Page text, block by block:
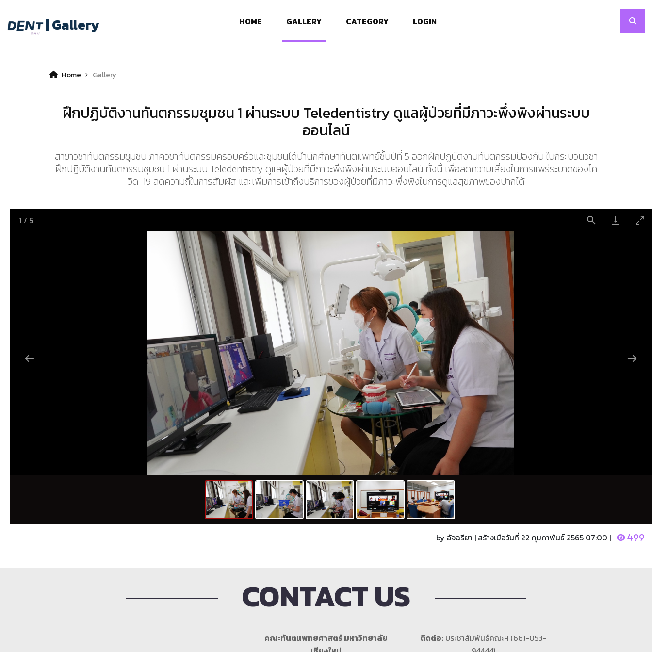
| Gallery HOME GALLERY CATEGORY LOGIN
Home Gallery
ฝึกปฏิบัติงานทันตกรรมชุมชน 1 ผ่านระบบ Teledentistry ดูแลผู้ป่วยที่มีภาวะพึ่งพิงผ่านระบบ
ออนไลน์
สาขาวิชาทันตกรรมชุมชน ภาควิชาทันตกรรมครอบครัวและชุมชนได้นำนักศึกษาทันตแพทย์ชั้นปีที่ 5 ออกฝึกปฏิบัติงานทันตกรรมป้องกัน ในกระบวนวิชา
ฝึกปฏิบัติงานทันตกรรมชุมชน 1 ผ่านระบบ Teledentistry ดูแลผู้ป่วยที่มีภาวะพึ่งพิงผ่านระบบออนไลน์ ทั้งนี้ เพื่อลดความเสี่ยงในการแพร่ระบาดของโค
วิด-19 ลดความถี่ในการสัมผัส และเพิ่มการเข้าถึงบริการของผู้ป่วยที่มีภาวะพึ่งพิงในการดูแลสุขภาพช่องปากได้
1 / 5
by อัจฉรียา | สร้างเมือวันที่ 22 กุมภาพันธ์ 2565 07:00 | 499
CONTACT US
คณะทันตแพทยศาสตร์ มหาวิทยาลัย
ติดต่อ: ประชาสัมพันธ์คณะฯ (66)-053-